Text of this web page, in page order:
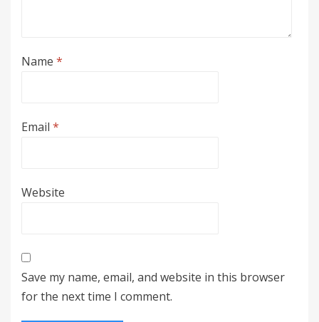
Name *
Email *
Website
Save my name, email, and website in this browser
for the next time I comment.